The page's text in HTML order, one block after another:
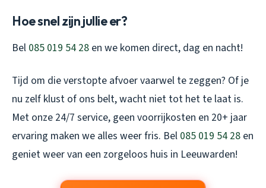
Hoe snel zijn jullie er?
Bel 085 019 54 28 en we komen direct, dag en nacht!
Tijd om die verstopte afvoer vaarwel te zeggen? Of je
nu zelf klust of ons belt, wacht niet tot het te laat is.
Met onze 24/7 service, geen voorrijkosten en 20+ jaar
ervaring maken we alles weer fris. Bel 085 019 54 28 en
geniet weer van een zorgeloos huis in Leeuwarden!